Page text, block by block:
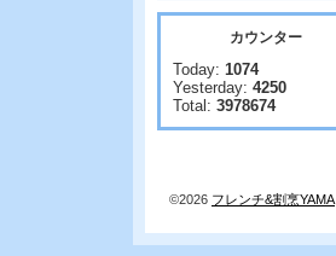
カウンター
Today: 1074
Yesterday: 4250
Total: 3978674
©2026 フレンチ&割烹YAMA